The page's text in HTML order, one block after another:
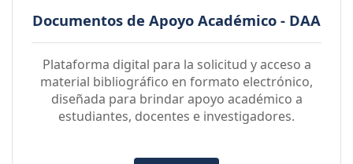
Documentos de Apoyo Académico - DAA
Plataforma digital para la solicitud y acceso a
material bibliográfico en formato electrónico,
diseñada para brindar apoyo académico a
estudiantes, docentes e investigadores.